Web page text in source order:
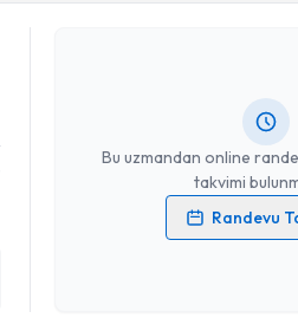
Bu uzmandan online
takvimi
Randevu
Dyt. Nil Ünal
Kişisel verilerimin işlenmesine